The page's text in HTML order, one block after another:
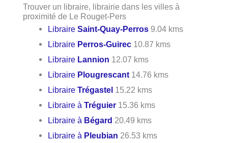
Trouver un libraire, librairie dans les villes à
proximité de Le Rouget-Pers
LibraireSaint-Quay-Perros 9.04 kms
Libraire Perros-Guirec 10.87 kms
Libraire Lannion 12.07 kms
Libraire Plougrescant 14.76 kms
LibraireTrégastel 15.22 kms
Libraire àTréguier 15.36 kms
Libraire à Bégard 20.49 kms
Libraire à Pleubian 26.53 kms